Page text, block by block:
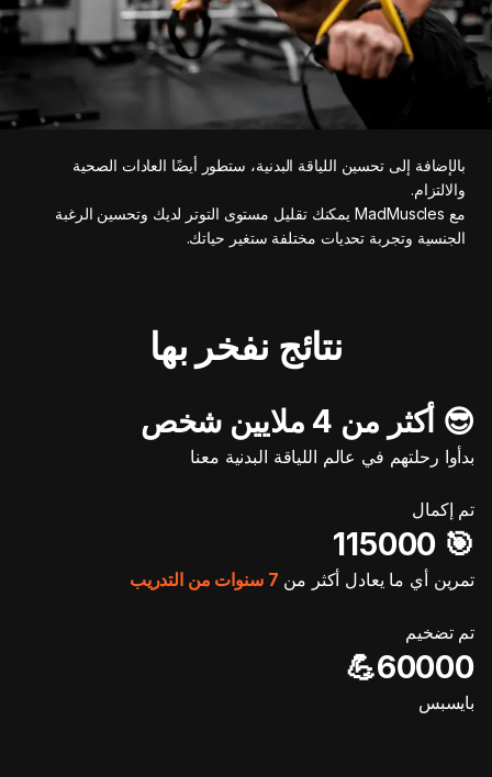
بالإضافة إلى تحسين اللياقة البدنية، ستطور أيضًا العادات الصحية
والالتزام.
مع MadMuscles يمكنك تقليل مستوى التوتر لديك وتحسين الرغبة
الجنسية وتجربة تحديات مختلفة ستغير حياتك.
نتائج نفخر بها
😎 أكثر من 4 ملايين شخص
بدأوا رحلتهم في عالم اللياقة البدنية معنا
تم إكمال
🎯️ 115000
تمرين أي ما يعادل أكثر من 7 سنوات من التدريب
تم تضخيم
60000💪
بايسبس